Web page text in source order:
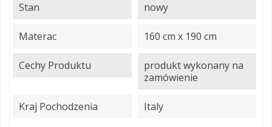
Stan nowy
Materac 160 cm x 190 cm
Cechy Produktu
produkt wykonany na
zamówienie
Kraj Pochodzenia Italy